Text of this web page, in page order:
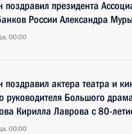
поздравил президента
России Александра
00:00
поздравил актера театра и
руководителя Большого
Кирилла Лаврова с 80-
00:00